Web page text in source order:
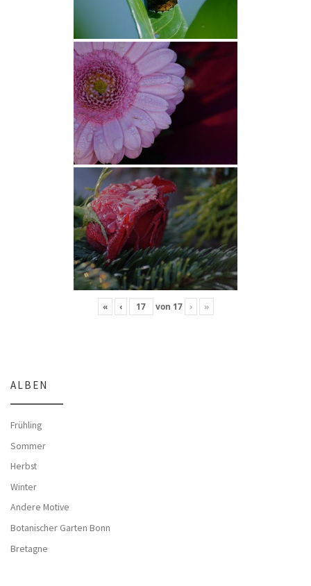
« ‹ von 17 › »
ALBEN
Frühling
Sommer
Herbst
Winter
Andere Motive
Botanischer Garten Bonn
Bretagne